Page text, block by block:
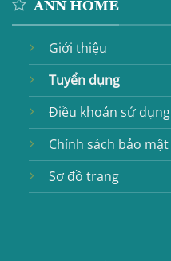
ANN HOME
Giới thiệu
Tuyển dụng
Điều khoản sử dụng
Chính sách bảo mật
Sơ đồ trang